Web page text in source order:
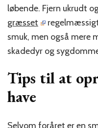
løbende. Fjern ukrudt
græsset
smuk, men også mere
skadedyr og
Tips til at
have
Selvom foråret er en